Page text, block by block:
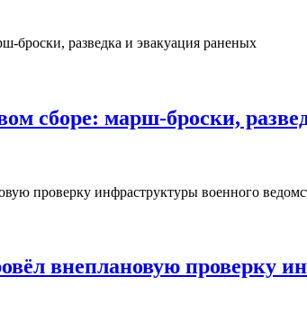
сборе: марш‑броски,
внеплановую проверку